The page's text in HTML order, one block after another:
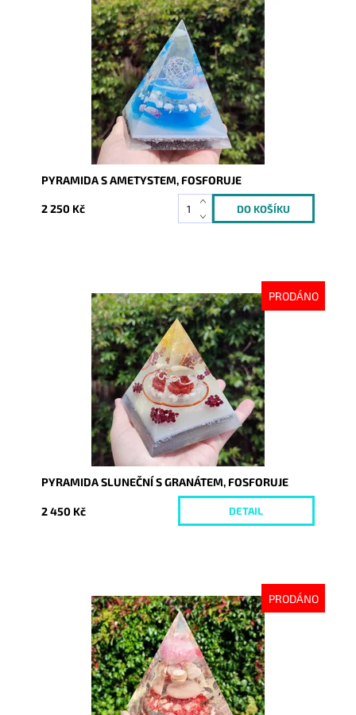
Dostupnost:
Skladem
8664
PYRAMIDA S AMETYSTEM, FOSFORUJE
2 250 Kč
PRODÁNO
Dostupnost:
Vyprodáno
8663
PYRAMIDA SLUNEČNÍ S GRANÁTEM, FOSFORUJE
2 450 Kč DETAIL
PRODÁNO
Dostupnost:
Vyprodáno
9212